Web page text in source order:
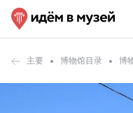
主要 博物馆目录 博